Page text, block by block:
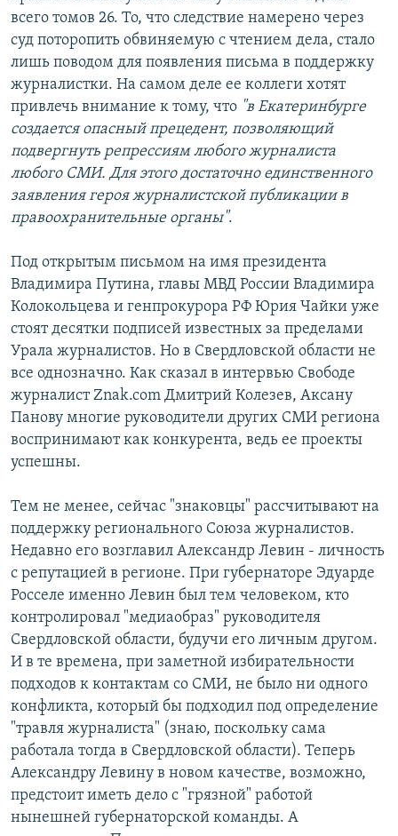
всего томов 26. То, что следствие намерено через
суд поторопить обвиняемую с чтением дела, стало
лишь поводом для появления письма в поддержку
журналистки. На самом деле ее коллеги хотят
привлечь внимание к тому, что "в Екатеринбурге
создается опасный прецедент, позволяющий
подвергнуть репрессиям любого журналиста
любого СМИ. Для этого достаточно единственного
заявления героя журналистской публикации в
правоохранительные органы".
Под открытым письмом на имя президента
Владимира Путина, главы МВД России Владимира
Колокольцева и генпрокурора РФ Юрия Чайки уже
стоят десятки подписей известных за пределами
Урала журналистов. Но в Свердловской области не
все однозначно. Как сказал в интервью Свободе
журналист Znak.com Дмитрий Колезев, Аксану
Панову многие руководители других СМИ региона
воспринимают как конкурента, ведь ее проекты
успешны.
Тем не менее, сейчас "знаковцы" рассчитывают на
поддержку регионального Союза журналистов.
Недавно его возглавил Александр Левин - личность
с репутацией в регионе. При губернаторе Эдуарде
Росселе именно Левин был тем человеком, кто
контролировал "медиаобраз" руководителя
Свердловской области, будучи его личным другом.
И в те времена, при заметной избирательности
подходов к контактам со СМИ, не было ни одного
конфликта, который бы подходил под определение
"травля журналиста" (знаю, поскольку сама
работала тогда в Свердловской области). Теперь
Александру Левину в новом качестве, возможно,
предстоит иметь дело с "грязной" работой
нынешней губернаторской команды. А